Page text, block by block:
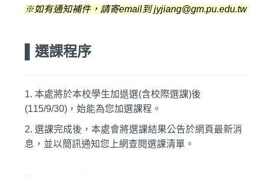
※如有通知補件，請寄email到 jyjiang@gm.pu.edu.tw
▌選課程序
1. 本處將於本校學生加退選(含校際選課)後
(115/9/30)，始能為您加選課程。
2. 選課完成後，本處會將選課結果公告於網頁最新消
息，並以簡訊通知您上網查閱選課清單。